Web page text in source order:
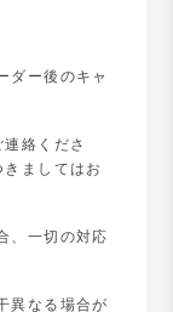
ダー後のキャ
絡くださ
ましてはお
、一切の対応
異なる場合が